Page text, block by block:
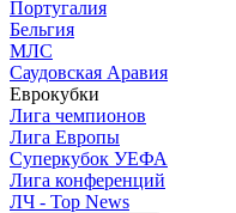
Португалия
Бельгия
МЛС
Саудовская Аравия
Еврокубки
Лига чемпионов
Лига Европы
Суперкубок УЕФА
Лига конференций
ЛЧ - Top News